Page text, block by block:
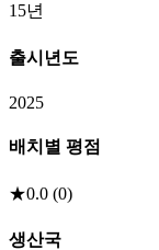
15년
출시년도
2025
배치별 평점
★0.0 (0)
생산국